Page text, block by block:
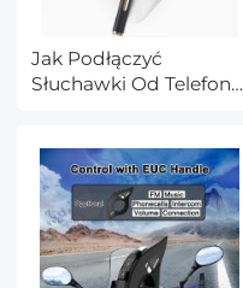
Jak Podłączyć
Słuchawki Od Telefonu